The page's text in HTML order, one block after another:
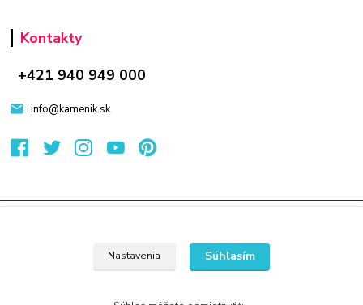
Kontakty
+421 940 949 000
info@kamenik.sk
Eshop-rychlo.sk
Nastavenia
Súhlasím